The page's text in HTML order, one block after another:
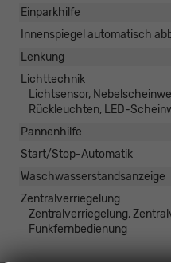
Einparkhilfe
Innenspiegel automatisch
Lenkung
Lichttechnik
Lichtsensor,
Rückleuchten, LED-
Pannenhilfe
Start/Stop-Automatik
Waschwasserstandsanzeige
Zentralverriegelung
Zentralverriegelung,
Funkfernbedienung